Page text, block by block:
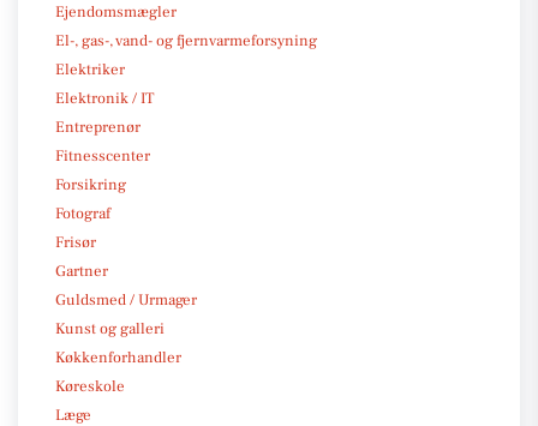
Ejendomsmægler
El-, gas-, vand- og fjernvarmeforsyning
Elektriker
Elektronik / IT
Entreprenør
Fitnesscenter
Forsikring
Fotograf
Frisør
Gartner
Guldsmed / Urmager
Kunst og galleri
Køkkenforhandler
Køreskole
Læge